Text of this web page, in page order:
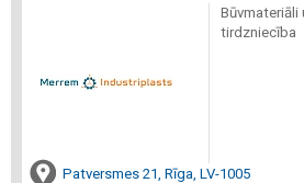
Būvmateriāli
tirdzniecība
Patversmes 21, Rīga, LV-1005